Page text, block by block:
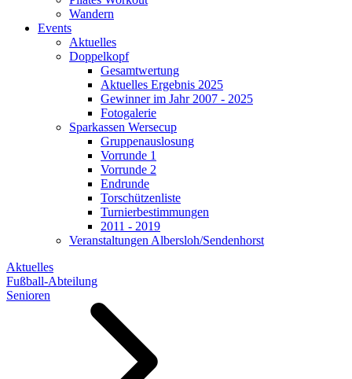
Wandern
Events
Aktuelles
Doppelkopf
Gesamtwertung
Aktuelles Ergebnis 2025
Gewinner im Jahr 2007 - 2025
Fotogalerie
Sparkassen Wersecup
Gruppenauslosung
Vorrunde 1
Vorrunde 2
Endrunde
Torschützenliste
Turnierbestimmungen
2011 - 2019
Veranstaltungen Albersloh/Sendenhorst
Aktuelles
Fußball-Abteilung
Senioren